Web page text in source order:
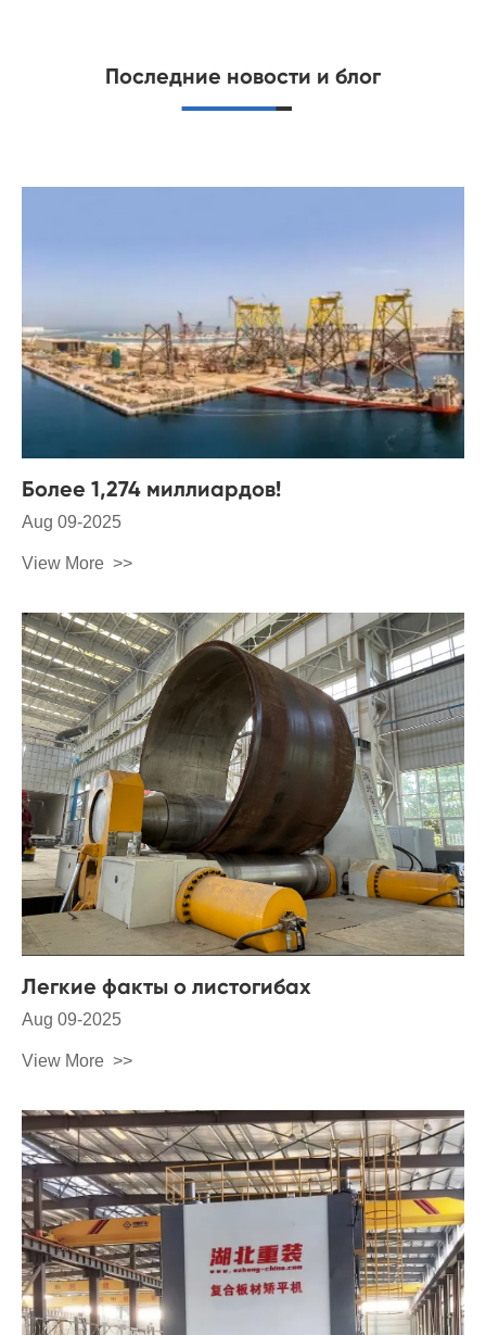
Последние новости и блог
Более 1,274 миллиардов!
Aug 09-2025
View More
Легкие факты о листогибах
Aug 09-2025
View More